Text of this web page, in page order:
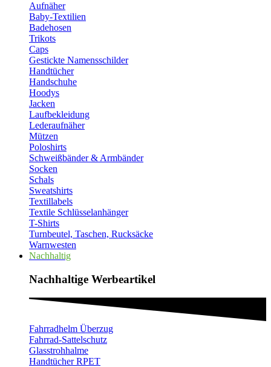
Aufnäher
Baby-Textilien
Badehosen
Trikots
Caps
Gestickte Namensschilder
Handtücher
Handschuhe
Hoodys
Jacken
Laufbekleidung
Lederaufnäher
Mützen
Poloshirts
Schweißbänder & Armbänder
Socken
Schals
Sweatshirts
Textillabels
Textile Schlüsselanhänger
T-Shirts
Turnbeutel, Taschen, Rucksäcke
Warnwesten
Nachhaltig
Nachhaltige Werbeartikel​
Fahrradhelm Überzug
Fahrrad-Sattelschutz
Glasstrohhalme
Handtücher RPET